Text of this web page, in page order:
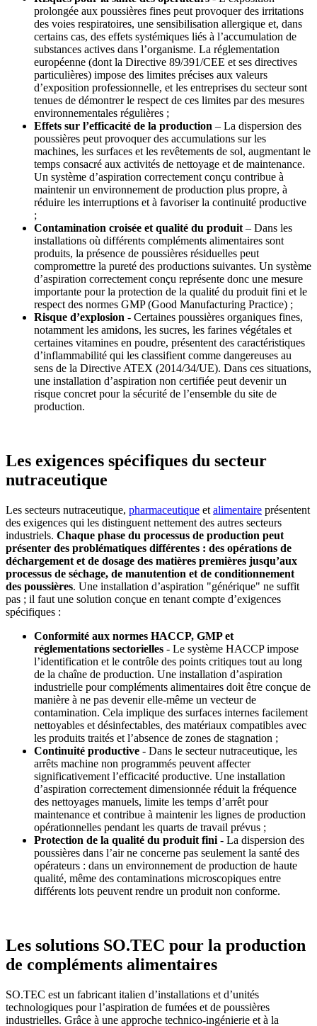
prolongée aux poussières fines peut provoquer des irritations
des voies respiratoires, une sensibilisation allergique et, dans
certains cas, des effets systémiques liés à l’accumulation de
substances actives dans l’organisme. La réglementation
européenne (dont la Directive 89/391/CEE et ses directives
particulières) impose des limites précises aux valeurs
d’exposition professionnelle, et les entreprises du secteur sont
tenues de démontrer le respect de ces limites par des mesures
environnementales régulières ;
Effets sur l’efficacité de la production – La dispersion des
poussières peut provoquer des accumulations sur les
machines, les surfaces et les revêtements de sol, augmentant le
temps consacré aux activités de nettoyage et de maintenance.
Un système d’aspiration correctement conçu contribue à
maintenir un environnement de production plus propre, à
réduire les interruptions et à favoriser la continuité productive
;
Contamination croisée et qualité du produit – Dans les
installations où différents compléments alimentaires sont
produits, la présence de poussières résiduelles peut
compromettre la pureté des productions suivantes. Un système
d’aspiration correctement conçu représente donc une mesure
importante pour la protection de la qualité du produit fini et le
respect des normes GMP (Good Manufacturing Practice) ;
Risque d’explosion - Certaines poussières organiques fines,
notamment les amidons, les sucres, les farines végétales et
certaines vitamines en poudre, présentent des caractéristiques
d’inflammabilité qui les classifient comme dangereuses au
sens de la Directive ATEX (2014/34/UE). Dans ces situations,
une installation d’aspiration non certifiée peut devenir un
risque concret pour la sécurité de l’ensemble du site de
production.
Les exigences spécifiques du secteur
nutraceutique
Les secteurs nutraceutique, pharmaceutique et alimentaire présentent
des exigences qui les distinguent nettement des autres secteurs
industriels. Chaque phase du processus de production peut
présenter des problématiques différentes : des opérations de
déchargement et de dosage des matières premières jusqu’aux
processus de séchage, de manutention et de conditionnement
des poussières. Une installation d’aspiration "générique" ne suffit
pas ; il faut une solution conçue en tenant compte d’exigences
spécifiques :
Conformité aux normes HACCP, GMP et
réglementations sectorielles - Le système HACCP impose
l’identification et le contrôle des points critiques tout au long
de la chaîne de production. Une installation d’aspiration
industrielle pour compléments alimentaires doit être conçue de
manière à ne pas devenir elle-même un vecteur de
contamination. Cela implique des surfaces internes facilement
nettoyables et désinfectables, des matériaux compatibles avec
les produits traités et l’absence de zones de stagnation ;
Continuité productive - Dans le secteur nutraceutique, les
arrêts machine non programmés peuvent affecter
significativement l’efficacité productive. Une installation
d’aspiration correctement dimensionnée réduit la fréquence
des nettoyages manuels, limite les temps d’arrêt pour
maintenance et contribue à maintenir les lignes de production
opérationnelles pendant les quarts de travail prévus ;
Protection de la qualité du produit fini - La dispersion des
poussières dans l’air ne concerne pas seulement la santé des
opérateurs : dans un environnement de production de haute
qualité, même des contaminations microscopiques entre
différents lots peuvent rendre un produit non conforme.
Les solutions SO.TEC pour la production
de compléments alimentaires
SO.TEC est un fabricant italien d’installations et d’unités
technologiques pour l’aspiration de fumées et de poussières
industrielles. Grâce à une approche technico-ingénierie et à la